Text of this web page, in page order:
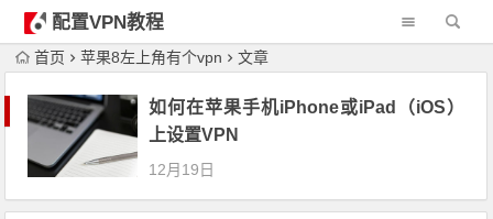
配置VPN教程
首页 苹果8左上角有个vpn 文章
如何在苹果手机iPhone或iPad（iOS）
上设置VPN
12月19日